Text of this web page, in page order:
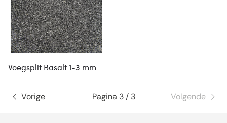
Voegsplit Basalt 1-3 mm
Vorige Pagina 3 / 3 Volgende